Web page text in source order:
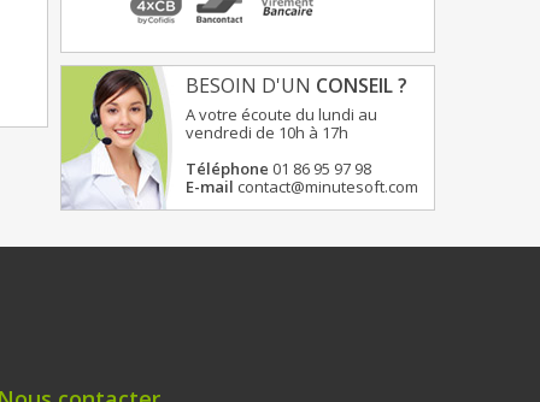
BESOIN D'UN CONSEIL ?
A votre écoute du lundi au
vendredi de 10h à 17h
Téléphone 01 86 95 97 98
E-mail contact@minutesoft.com